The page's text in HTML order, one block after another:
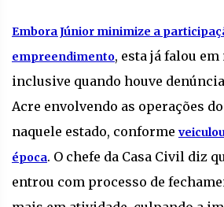
Embora Júnior minimize a
empreendimento, esta já falou em
inclusive quando houve
Acre envolvendo as operações
naquele estado, conforme
época. O chefe da Casa Civil diz
entrou com processo de